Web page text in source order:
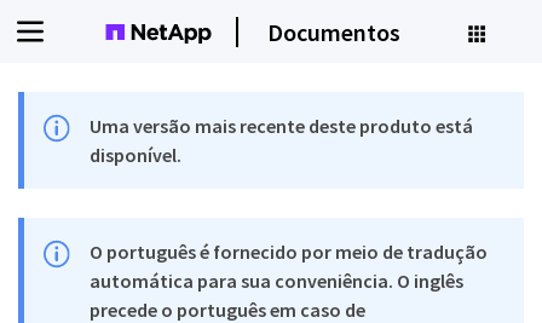
Documentos
Uma versão mais recente deste produto está
disponível.
O português é fornecido por meio de tradução
automática para sua conveniência. O inglês
precede o português em caso de